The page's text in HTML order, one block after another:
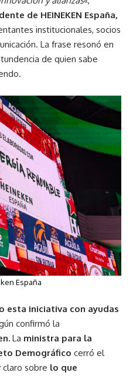
de HEINEKEN España,
institucionales, socios
La frase resonó en
de quien sabe
España
esta iniciativa con ayudas
confirmó la
La ministra para la
Demográfico cerró el
claro sobre lo que